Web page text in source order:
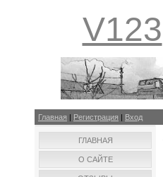
V123
Главная | Регистрация | Вход
ГЛАВНАЯ
О САЙТЕ